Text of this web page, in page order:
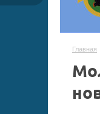
Главная